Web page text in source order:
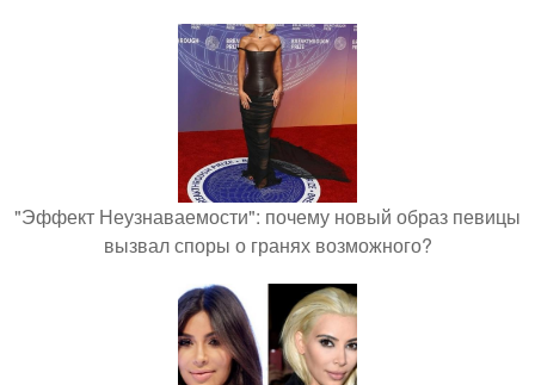
"Эффект Неузнаваемости": почему новый образ певицы
вызвал споры о гранях возможного?